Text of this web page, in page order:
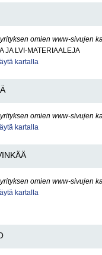
omien www-sivujen
JA LVI-MATERIAALEJA
kartalla
omien www-sivujen
kartalla
omien www-sivujen
kartalla